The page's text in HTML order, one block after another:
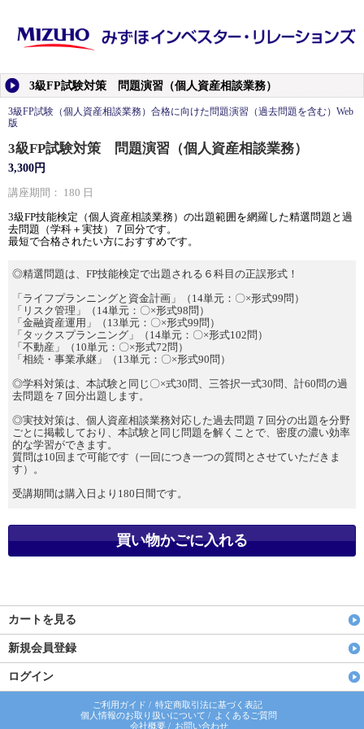
3級FP試験対策 問題演習（個人資産相談業務）
3級FP試験（個人資産相談業務）合格に向けた問題演習（過去問題を含む）Web
版
3級FP試験対策 問題演習（個人資産相談業務）
3,300円
講座期間： 180 日
3級FP技能検定（個人資産相談業務）の出題範囲を網羅した精選問題と過
去問題（学科＋実技）７回分です。
最短で合格されたい方におすすめです。
◎精選問題は、FP技能検定で出題される６科目の正誤形式！
「ライフプランニングと資金計画」（14単元：〇×形式99問）
「リスク管理」（14単元：〇×形式98問）
「金融資産運用」（13単元：〇×形式99問）
「タックスプランニング」（14単元：〇×形式102問）
「不動産」（10単元：〇×形式72問）
「相続・事業承継」（13単元：〇×形式90問）
◎学科対策は、本試験と同じ〇×式30問、三答択一式30問、計60問の過
去問題を７回分出題します。
◎実技対策は、個人資産相談業務対応した過去問題７回分の出題を分野
ごとに掲載しており、本試験と同じ問題を解くことで、密度の濃い効率
的な学習ができます。
質問は10回まで可能です（一回につき一つの質問とさせていただきま
す）。
受講期間は購入日より180日間です。
カートを見る
新規会員登録
ログイン
ご利用ガイド / 特定商取引法に基づく表記
個人情報のお取り扱いについて / よくあるご質問
会社概要/ お問い合わせ